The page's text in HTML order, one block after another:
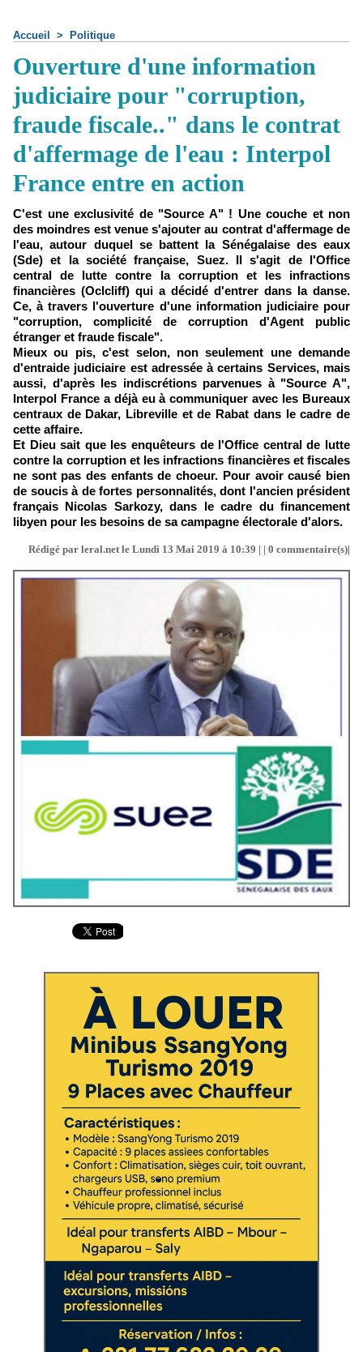
Accueil > Politique
Ouverture d'une information
judiciaire pour "corruption,
fraude fiscale.." dans le contrat
d'affermage de l'eau : Interpol
France entre en action
C'est une exclusivité de "Source A" ! Une couche et non
des moindres est venue s'ajouter au contrat d'affermage de
l'eau, autour duquel se battent la Sénégalaise des eaux
(Sde) et la société française, Suez. Il s'agit de l'Office
central de lutte contre la corruption et les infractions
financières (Oclcliff) qui a décidé d'entrer dans la danse.
Ce, à travers l'ouverture d'une information judiciaire pour
"corruption, complicité de corruption d'Agent public
étranger et fraude fiscale".
Mieux ou pis, c'est selon, non seulement une demande
d'entraide judiciaire est adressée à certains Services, mais
aussi, d'après les indiscrétions parvenues à "Source A",
Interpol France a déjà eu à communiquer avec les Bureaux
centraux de Dakar, Libreville et de Rabat dans le cadre de
cette affaire.
Et Dieu sait que les enquêteurs de l'Office central de lutte
contre la corruption et les infractions financières et fiscales
ne sont pas des enfants de choeur. Pour avoir causé bien
de soucis à de fortes personnalités, dont l'ancien président
français Nicolas Sarkozy, dans le cadre du financement
libyen pour les besoins de sa campagne électorale d'alors.
Rédigé par leral.net le Lundi 13 Mai 2019 à 10:39 | | 0 commentaire(s)|